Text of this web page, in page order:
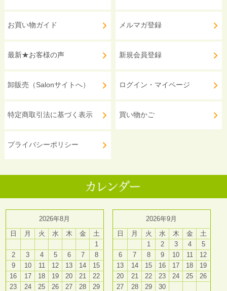
お買い物ガイド
最新★お客様の声
卸販売（Salonサイトへ）
特定商取引法に基づく表示
プライバシーポリシー
メルマガ登録
新規会員登録
ログイン・マイページ
買い物かご
2026年8月
日
月 火 水 木 金
土
1
2
3 4 5 6 7
8
9
10 11 12 13 14
15
16
17 18 19 20 21
22
23
24 25 26 27 28
29
2026年9月
日
月 火 水 木 金
土
1
2 3 4
5
6
7 8 9 10 11
12
13
14 15 16 17 18
19
20
21 22 23 24 25
26
27
28 29 30